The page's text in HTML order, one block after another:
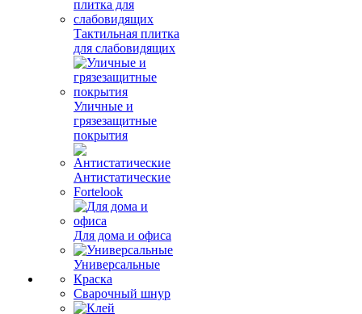
Тактильная плитка
для слабовидящих
Уличные и
грязезащитные
покрытия
Антистатические
Fortelook
Для дома и офиса
Универсальные
Краска
Сварочный шнур